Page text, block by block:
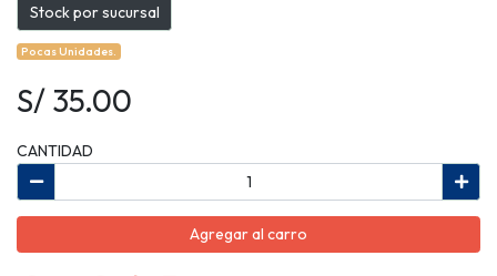
Stock por sucursal
Pocas Unidades.
S/ 35.00
CANTIDAD
Agregar al carro